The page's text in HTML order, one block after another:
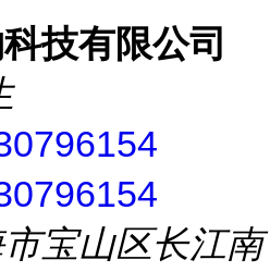
技有限公司
宝山区长江南